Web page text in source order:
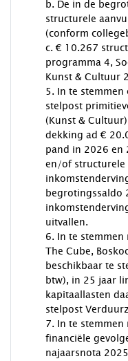
b. De in de
structurele
(conform
c. € 10.267
programma 4,
Kunst & Cultuur
5. In te stemmen
stelpost
(Kunst &
dekking ad €
pand in 2026 en
en/of structurele
begrotingssaldo
uitvallen.
6. In te
The Cube,
beschikbaar te
btw), in 25 jaar
kapitaallasten
stelpost
7. In te
financiële
najaarsnota